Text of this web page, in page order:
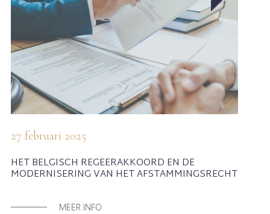
27 februari 2025
HET BELGISCH REGEERAKKOORD EN DE
MODERNISERING VAN HET AFSTAMMINGSRECHT
MEER INFO